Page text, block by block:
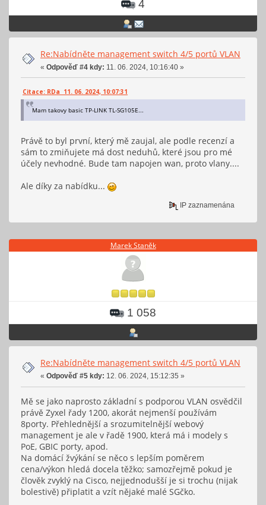
4
Re:Nabídněte management switch 4/5 portů VLAN
« Odpověď #4 kdy: 11. 06. 2024, 10:16:40 »
Citace: RDa 11. 06. 2024, 10:07:31
Mam takovy basic TP-LINK TL-SG105E...
Právě to byl první, který mě zaujal, ale podle recenzí a
sám to zmiňujete má dost neduhů, které jsou pro mé
účely nevhodné. Bude tam napojen wan, proto vlany....
Ale díky za nabídku...
IP zaznamenána
Marek Staněk
1 058
Re:Nabídněte management switch 4/5 portů VLAN
« Odpověď #5 kdy: 12. 06. 2024, 15:12:35 »
Mě se jako naprosto základní s podporou VLAN osvědčil
právě Zyxel řady 1200, akorát nejmenší používám
8porty. Přehlednější a srozumitelnější webový
management je ale v řadě 1900, která má i modely s
PoE, GBIC porty, apod.
Na domácí žvýkání se něco s lepším poměrem
cena/výkon hledá docela těžko; samozřejmě pokud je
člověk zvyklý na Cisco, nejjednodušší je si trochu (nijak
bolestivě) připlatit a vzít nějaké malé SGčko.